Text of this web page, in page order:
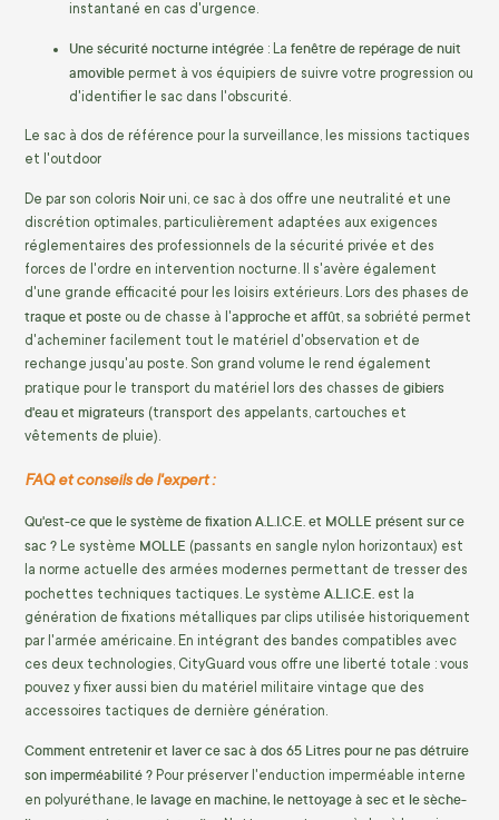
instantané en cas d'urgence.
Une sécurité nocturne intégrée : La fenêtre de repérage de nuit
amovible permet à vos équipiers de suivre votre progression ou
d'identifier le sac dans l'obscurité.
Le sac à dos de référence pour la surveillance, les missions tactiques
et l'outdoor
De par son coloris Noir uni, ce sac à dos offre une neutralité et une
discrétion optimales, particulièrement adaptées aux exigences
réglementaires des professionnels de la sécurité privée et des
forces de l'ordre en intervention nocturne. Il s'avère également
d'une grande efficacité pour les loisirs extérieurs. Lors des phases de
traque et poste ou de chasse à l'approche et affût, sa sobriété permet
d'acheminer facilement tout le matériel d'observation et de
rechange jusqu'au poste. Son grand volume le rend également
pratique pour le transport du matériel lors des chasses de gibiers
d'eau et migrateurs (transport des appelants, cartouches et
vêtements de pluie).
FAQ et conseils de l'expert :
Qu'est-ce que le système de fixation A.L.I.C.E. et MOLLE présent sur ce
sac ? Le système MOLLE (passants en sangle nylon horizontaux) est
la norme actuelle des armées modernes permettant de tresser des
pochettes techniques tactiques. Le système A.L.I.C.E. est la
génération de fixations métalliques par clips utilisée historiquement
par l'armée américaine. En intégrant des bandes compatibles avec
ces deux technologies, CityGuard vous offre une liberté totale : vous
pouvez y fixer aussi bien du matériel militaire vintage que des
accessoires tactiques de dernière génération.
Comment entretenir et laver ce sac à dos 65 Litres pour ne pas détruire
son imperméabilité ? Pour préserver l'enduction imperméable interne
en polyuréthane, le lavage en machine, le nettoyage à sec et le sèche-